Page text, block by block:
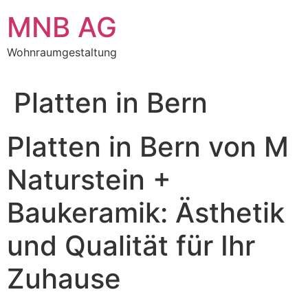
Inhalt
springen
MNB AG
Wohnraumgestaltung
Platten in Bern
Platten in Bern von M
Naturstein +
Baukeramik: Ästhetik
und Qualität für Ihr
Zuhause